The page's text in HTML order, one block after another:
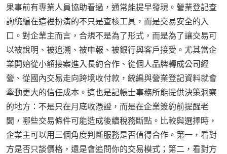
果事前有專業人員協助看過，通常能提早發現。營業登記查
詢統編在這裡扮演的不只是查核工具，而是交易安全的入
口。對企業主而言，合規不是為了形式，而是為了讓交易可
以被說明、被追溯、被申報、被銀行與客戶接受。尤其當企
業開始從小額接案進入長約合作、從個人品牌轉成公司經
營、從國內交易走向跨境收付款，統編與營業登記資料就會
牽動更大的信任成本。這也是記帳士事務所能提供決策洞察
的地方：不是只在月底收憑證，而是在企業簽約前提醒老
闆，哪些交易條件可能造成後續稅務斷點。比較與選擇時，
企業主可以用三個角度判斷服務是否值得合作。第一，看對
方是否只談價格，還是會追問你的交易模式；第二，看對方